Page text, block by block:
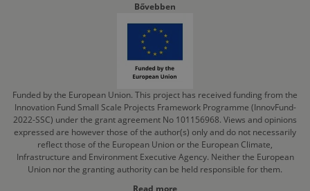
Bővebben
Funded by the European Union. This project has received funding from the
Innovation Fund Small Scale Projects Framework Programme (InnovFund-
2022-SSC) under the grant agreement No 101156968. Views and opinions
expressed are however those of the author(s) only and do not necessarily
reflect those of the European Union or the European Climate,
Infrastructure and Environment Executive Agency. Neither the European
Union nor the granting authority can be held responsible for them.